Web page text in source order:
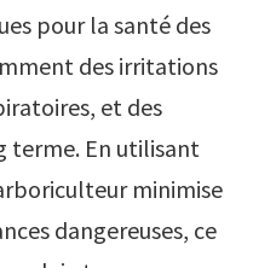
pour la santé des
des irritations
et des
terme. En utilisant
minimise
dangereuses, ce